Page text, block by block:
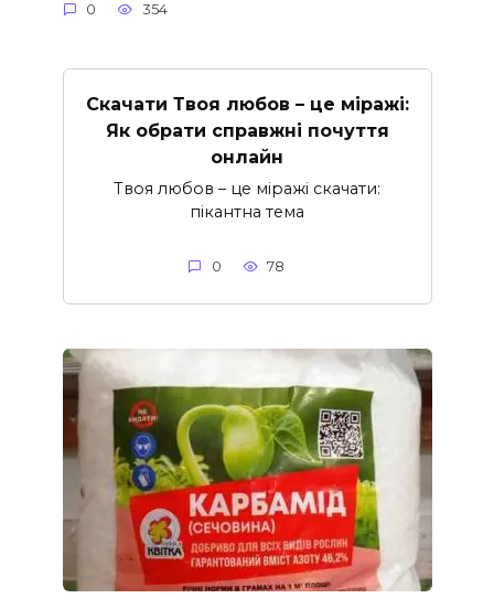
0 354
Скачати Твоя любов – це міражі:
Як обрати справжні почуття
онлайн
Твоя любов – це міражі скачати:
пікантна тема
0 78